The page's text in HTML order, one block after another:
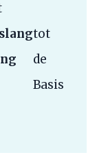
tot
de
Basis